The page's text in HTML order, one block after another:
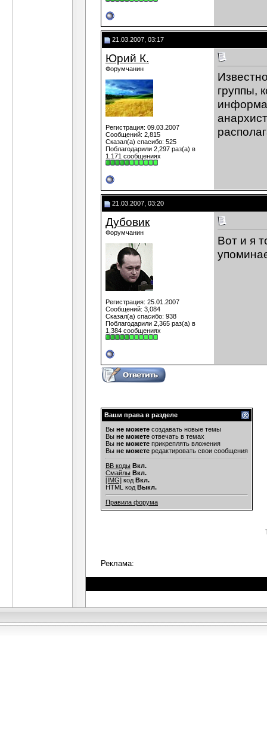
21.03.2007, 03:17
Юрий К.
Форумчанин
Регистрация: 09.03.2007
Сообщений: 2,815
Сказал(а) спасибо: 525
Поблагодарили 2,297 раз(а) в
1,171 сообщениях
группы,
21.03.2007, 03:20
Дубовик
Форумчанин
Регистрация: 25.01.2007
Сообщений: 3,084
Сказал(а) спасибо: 938
Поблагодарили 2,365 раз(а) в
1,384 сообщениях
Вот и я
Ваши права в разделе
Вы не можете создавать новые темы
Вы не можете отвечать в темах
Вы не можете прикреплять вложения
Вы не можете редактировать свои сообщения
BB коды Вкл.
Смайлы Вкл.
[IMG] код Вкл.
HTML код Выкл.
Правила форума
Реклама: